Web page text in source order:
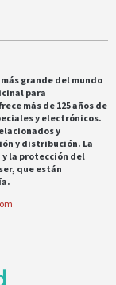
grande del mundo
para
más de 125 años de
y electrónicos.
y
y distribución. La
la protección del
que están